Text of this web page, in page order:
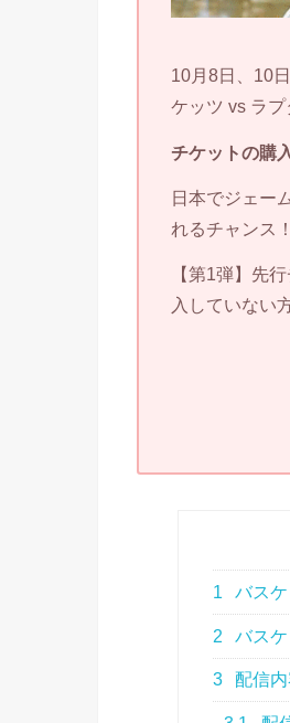
10月8日、10
ケッツ vs ラプ
チケットの購
日本でジェー
れるチャンス！
【第1弾】先
入していない
1 バス
2 バス
3 配信